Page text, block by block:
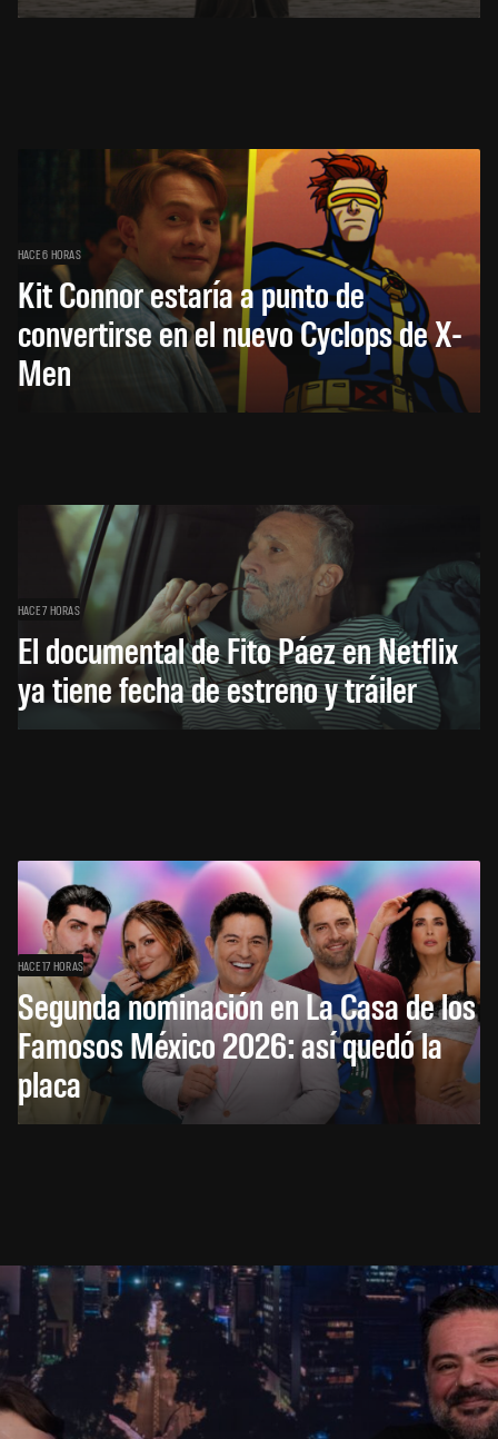
HACE 6 HORAS
Kit Connor estaría a punto de
convertirse en el nuevo Cyclops de X-
Men
HACE 7 HORAS
El documental de Fito Páez en Netflix
ya tiene fecha de estreno y tráiler
HACE 17 HORAS
Segunda nominación en La Casa de los
Famosos México 2026: así quedó la
placa